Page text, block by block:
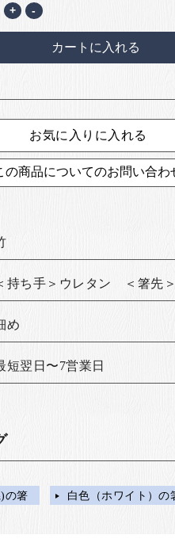
+ -
カートに入れる
お気に入りに入れる
の商品についてのお問い合わ
持ち手＞ウレタン ＜箸先
め
短翌日〜7営業日
の箸 白色（ホワイト）の